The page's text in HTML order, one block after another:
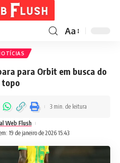
Aa
para Orbit em busca do
topo
19 de janeiro de 2026 15:43
Web Flush
3 min. de leitura